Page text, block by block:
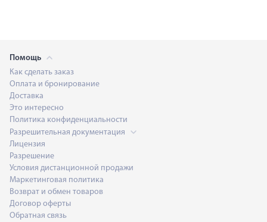
Помощь
Как сделать заказ
Оплата и бронирование
Доставка
Это интересно
Политика конфиденциальности
Разрешительная документация
Лицензия
Разрешение
Условия дистанционной продажи
Маркетинговая политика
Возврат и обмен товаров
Договор оферты
Обратная связь